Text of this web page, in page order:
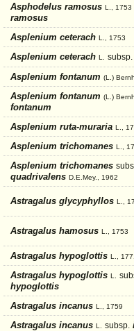
Asphodelus ramosus L., 1753
ramosus
Asplenium ceterach L., 1753
Asplenium ceterach L. subsp.
Asplenium fontanum (L.)
Asplenium fontanum (L.)
fontanum
Asplenium ruta-muraria L.,
Asplenium trichomanes L.,
Asplenium trichomanes
quadrivalens D.E.Mey., 1962
Astragalus glycyphyllos L.,
Astragalus hamosus L., 1753
Astragalus hypoglottis L.,
Astragalus hypoglottis L.
hypoglottis
Astragalus incanus L., 1759
Astragalus incanus L. subsp.